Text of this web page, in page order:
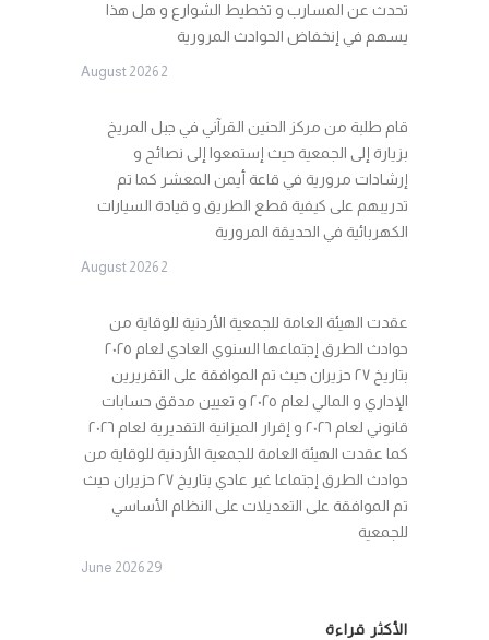
تحدث عن المسارب و تخطيط الشوارع و هل هذا
يسهم في إنخفاض الحوادث المرورية
2 August 2026
قام طلبة من مركز الحنين القرآني في جبل المريخ
بزيارة إلى الجمعية حيث إستمعوا إلى نصائح و
إرشادات مرورية في قاعة أيمن المعشر كما تم
تدريبهم على كيفية قطع الطريق و قيادة السيارات
الكهربائية في الحديقة المرورية
2 August 2026
عقدت الهيئة العامة للجمعية الأردنية للوقاية من
حوادث الطرق إجتماعها السنوي العادي لعام ٢٠٢٥
بتاريخ ٢٧ حزيران حيث تم الموافقة على التقريرين
الإداري و المالي لعام ٢٠٢٥ و تعيين مدقق حسابات
قانوني لعام ٢٠٢٦ و إقرار الميزانية التقديرية لعام ٢٠٢٦
كما عقدت الهيئة العامة للجمعية الأردنية للوقاية من
حوادث الطرق إجتماعا غير عادي بتاريخ ٢٧ حزيران حيث
تم الموافقة على التعديلات على النظام الأساسي
للجمعية
29 June 2026
الأكثر قراءة